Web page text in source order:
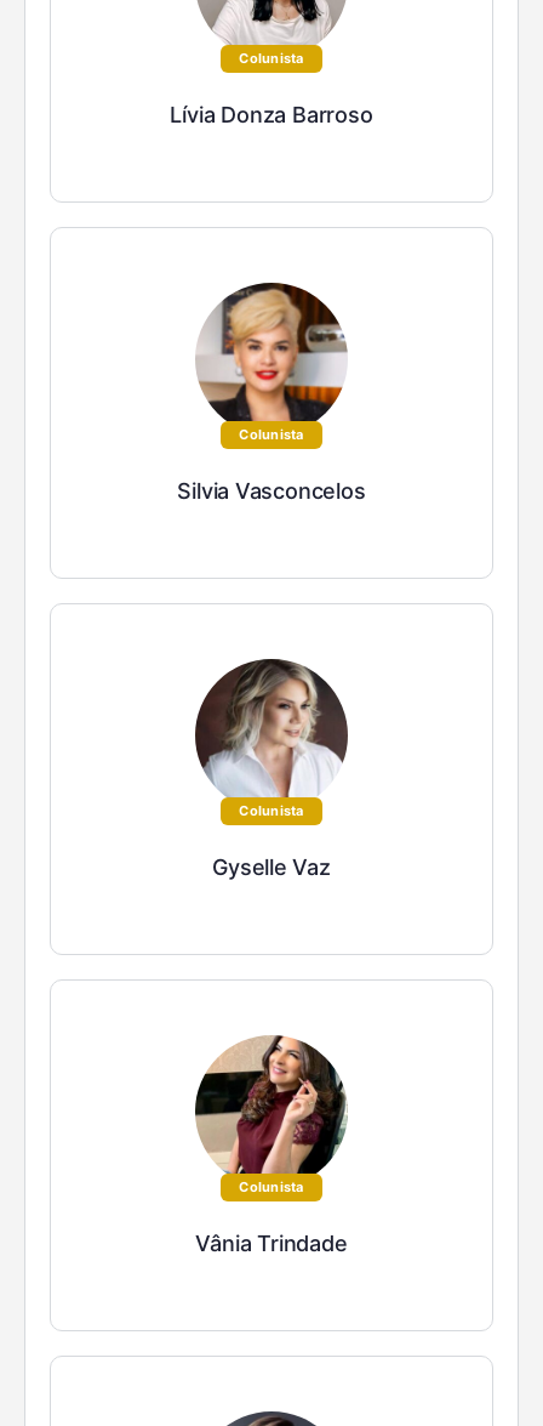
Colunista
Lívia Donza Barroso
Colunista
Silvia Vasconcelos
Colunista
Gyselle Vaz
Colunista
Vânia Trindade